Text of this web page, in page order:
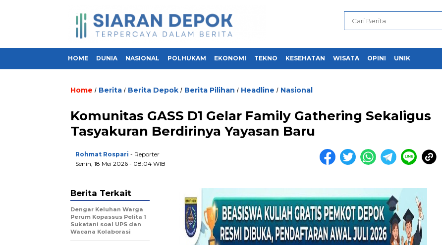
HOME DUNIA NASIONAL POLHUKAM EKONOMI TEKNO KESEHATAN WISATA OPINI UNIK
Home / Berita / Berita Depok / Berita Pilihan / Headline / Nasional
Komunitas GASS D1 Gelar Family Gathering Sekaligus
Tasyakuran Berdirinya Yayasan Baru
Rohmat Rospari - Reporter
Senin, 18 Mei 2026 - 08:04 WIB
Berita Terkait
Dengar Keluhan Warga
Perum Kopassus Pelita 1
Sukatani soal UPS dan
Wacana Kolaborasi